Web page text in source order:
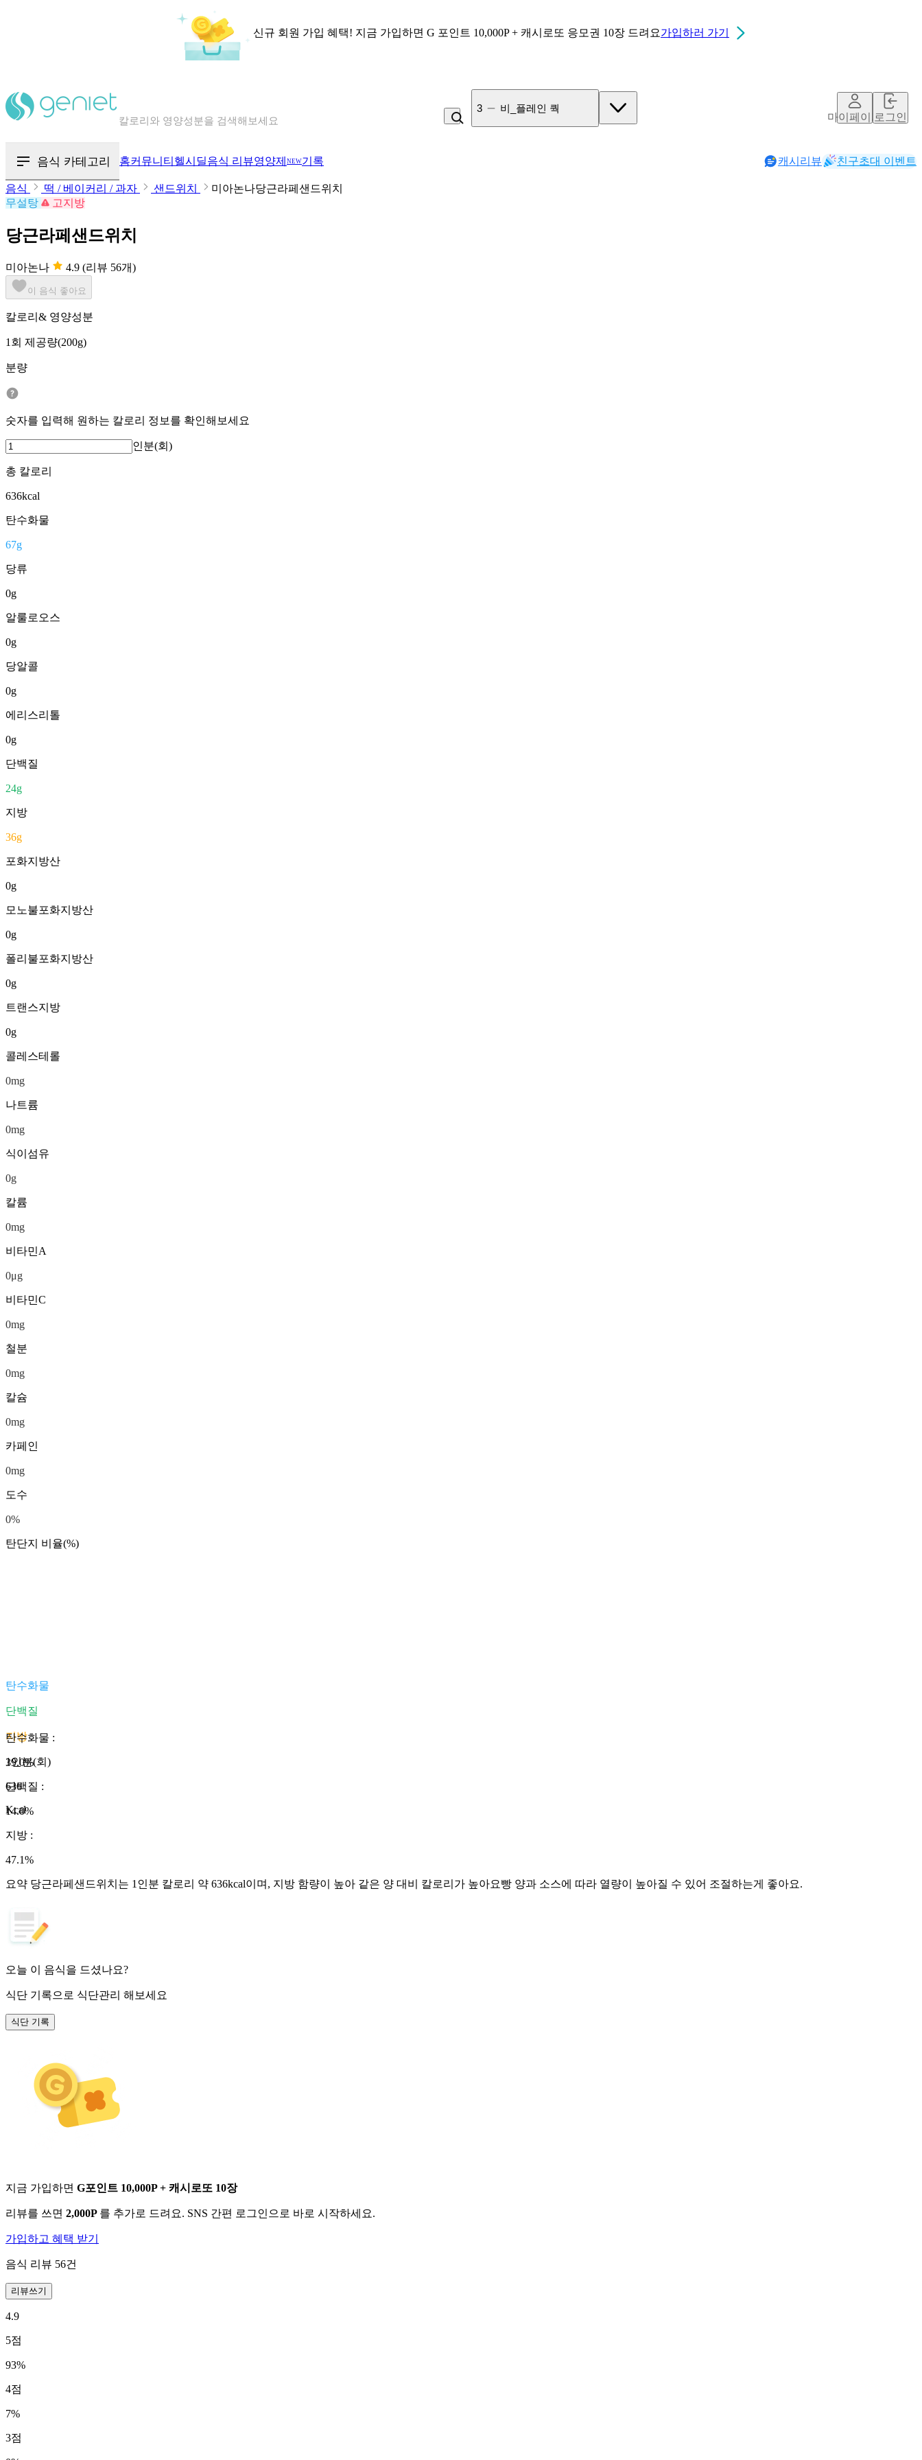
신규 회원 가입 혜택! 지금 가입하면 G 포인트 10,000P + 캐시로또 응모권 10장 드려요가입하러 가기
칼로리와 영양성분을 검색해보세요
4 잡곡밥
마이페이지로그인
음식 카테고리 홈커뮤니티 헬시딜음식 리뷰영양제 NEW기록 캐시리뷰 친구초대 이벤트
음식 떡 / 베이커리 / 과자 샌드위치
미아논나당근라페샌드위치
무설탕
고지방
당근라페샌드위치
미아논나 4.9 (리뷰 56개)
이 음식 좋아요
칼로리& 영양성분
1회 제공량(200g)
분량
숫자를 입력해 원하는 칼로리 정보를 확인해보세요
인분(회)
총 칼로리
636kcal
탄수화물
67g
당류
0g
알룰로오스
0g
당알콜
0g
에리스리톨
0g
단백질
24g
지방
36g
포화지방산
0g
모노불포화지방산
0g
폴리불포화지방산
0g
트랜스지방
0g
콜레스테롤
0mg
나트륨
0mg
식이섬유
0g
칼륨
0mg
비타민A
0μg
비타민C
0mg
철분
0mg
칼슘
0mg
카페인
0mg
도수
0%
탄단지 비율(%)
탄수화물
단백질
지방
1인분(회)
636
Kcal
탄수화물 :
39.0%
단백질 :
14.0%
지방 :
47.1%
요약 당근라페샌드위치는 1인분 칼로리 약 636kcal이며, 지방 함량이 높아 같은 양 대비 칼로리가 높아요빵 양과 소스에 따라 열량이 높아질 수 있어 조절하는게 좋아요.
오늘 이 음식을 드셨나요?
식단 기록으로 식단관리 해보세요
식단 기록
지금 가입하면 G포인트 10,000P + 캐시로또 10장
리뷰를 쓰면 2,000P 를 추가로 드려요. SNS 간편 로그인으로 바로 시작하세요.
가입하고 혜택 받기
음식 리뷰 56건
리뷰쓰기
4.9
5점
93%
4점
7%
3점